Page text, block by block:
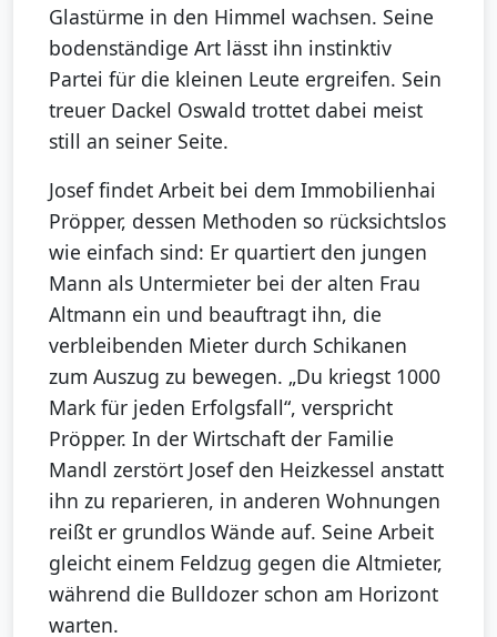
Glastürme in den Himmel wachsen. Seine
bodenständige Art lässt ihn instinktiv
Partei für die kleinen Leute ergreifen. Sein
treuer Dackel Oswald trottet dabei meist
still an seiner Seite.
Josef findet Arbeit bei dem Immobilienhai
Pröpper, dessen Methoden so rücksichtslos
wie einfach sind: Er quartiert den jungen
Mann als Untermieter bei der alten Frau
Altmann ein und beauftragt ihn, die
verbleibenden Mieter durch Schikanen
zum Auszug zu bewegen. „Du kriegst 1000
Mark für jeden Erfolgsfall“, verspricht
Pröpper. In der Wirtschaft der Familie
Mandl zerstört Josef den Heizkessel anstatt
ihn zu reparieren, in anderen Wohnungen
reißt er grundlos Wände auf. Seine Arbeit
gleicht einem Feldzug gegen die Altmieter,
während die Bulldozer schon am Horizont
warten.